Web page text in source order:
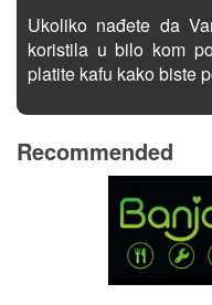
Ukoliko nađete da
koristila u bilo kom
platite kafu kako biste
Recommended